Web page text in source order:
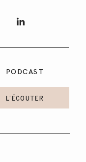
PODCAST
L'ÉCOUTER